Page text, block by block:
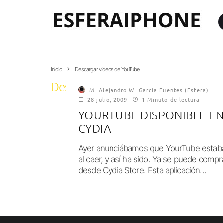
Inicio Descargar vídeos de YouTube
Descargar vídeos de YouTube
M. Alejandro W. García Fuentes (Esfera)
28 julio, 2009
1 Minuto de lectura
YOURTUBE DISPONIBLE EN
CYDIA
Ayer anunciábamos que YourTube
al caer, y así ha sido. Ya se puede
desde Cydia Store. Esta aplicación...